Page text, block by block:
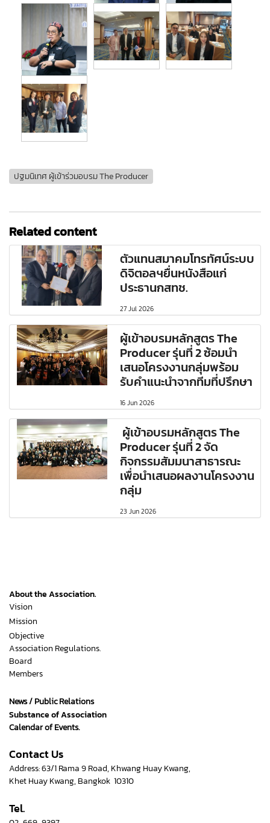
ปฐมนิเทศ ผู้เข้าร่วมอบรม The Producer
Related content
ตัวแทนสมาคมโทรทัศน์ระบบ
ดิจิตอลฯยื่นหนังสือแก่
ประธานกสทช.
27 Jul 2026
ผู้เข้าอบรมหลักสูตร The
Producer รุ่นที่ 2 ซ้อมนำ
เสนอโครงงานกลุ่มพร้อม
รับคำแนะนำจากทีมที่ปรึกษา
16 Jun 2026
ผู้เข้าอบรมหลักสูตร The
Producer รุ่นที่ 2 จัด
กิจกรรมสัมมนาสาธารณะ
เพื่อนำเสนอผลงานโครงงาน
กลุ่ม
23 Jun 2026
About the Association.
Vision
Mission
Objective
Association Regulations.
Board
Members
News / Public Relations
Substance of Association
Calendar of Events.
Contact Us
Address: 63/1 Rama 9 Road, Khwang Huay Kwang,
Khet Huay Kwang, Bangkok 10310
Tel.